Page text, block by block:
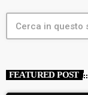
FEATURED POST